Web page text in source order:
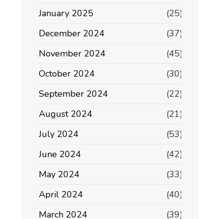
January 2025
(25)
December 2024
(37)
November 2024
(45)
October 2024
(30)
September 2024
(22)
August 2024
(21)
July 2024
(53)
June 2024
(42)
May 2024
(33)
April 2024
(40)
March 2024
(39)